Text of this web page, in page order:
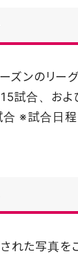
ズンのリー
試合、お
※試合日
れた写真を